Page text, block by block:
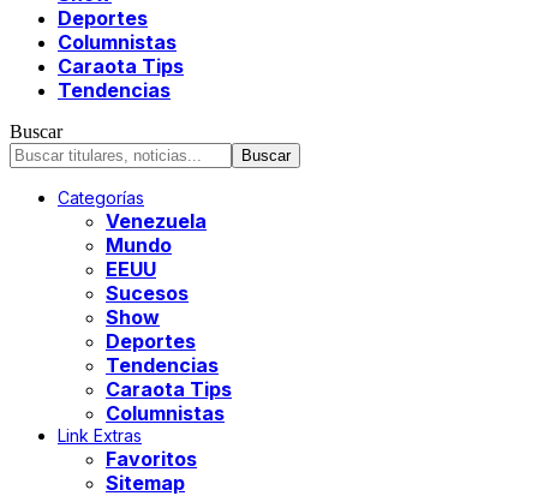
Deportes
Columnistas
Caraota Tips
Tendencias
Buscar
Categorías
Venezuela
Mundo
EEUU
Sucesos
Show
Deportes
Tendencias
Caraota Tips
Columnistas
Link Extras
Favoritos
Sitemap